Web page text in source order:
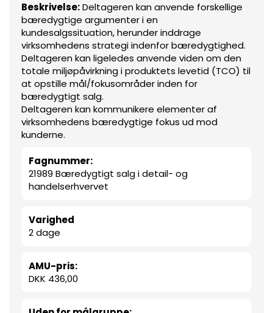
Beskrivelse:Deltageren kan anvende forskellige
bæredygtige argumenter i en
kundesalgssituation, herunder inddrage
virksomhedens strategi indenfor bæredygtighed.
Deltageren kan ligeledes anvende viden om den
totale miljøpåvirkning i produktets levetid (TCO) til
at opstille mål/fokusområder inden for
bæredygtigt salg.
Deltageren kan kommunikere elementer af
virksomhedens bæredygtige fokus ud mod
kunderne.
Fagnummer:
21989 Bæredygtigt salg i detail- og
handelserhvervet
Varighed
2 dage
AMU-pris:
DKK 436,00